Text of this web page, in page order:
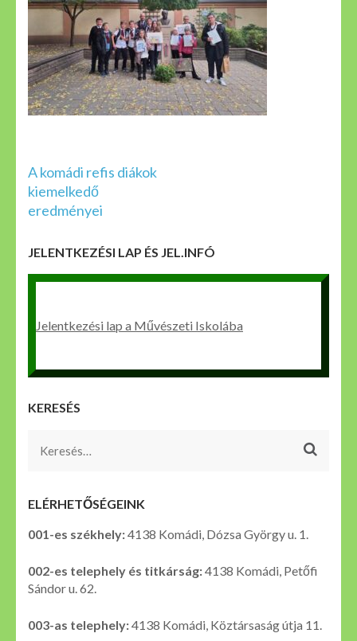
Bejegyzés
navigáció
A komádi refis diákok
kiemelkedő
eredményei
JELENTKEZÉSI LAP ÉS JEL.INFÓ
Jelentkezési lap a Művészeti Iskolába
KERESÉS
Keresés:
ELÉRHETŐSÉGEINK
001-es székhely:4138 Komádi, Dózsa György u. 1.
002-es telephely és titkárság:4138 Komádi, Petőfi
Sándor u. 62.
003-as telephely:4138 Komádi, Köztársaság útja 11.